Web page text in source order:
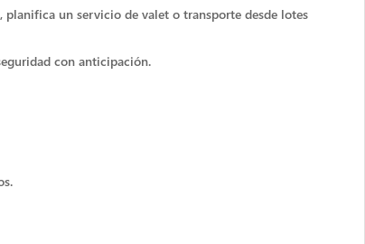
un servicio de valet o transporte desde lotes
con anticipación.